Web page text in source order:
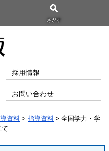
さがす
採用情報
お問い合わせ
資料 >指導資料 > 全国学力・学
て